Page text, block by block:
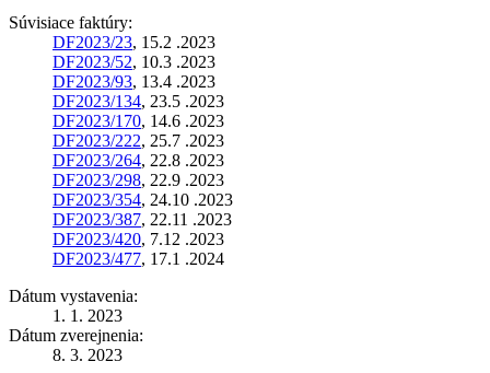
Súvisiace faktúry:
DF2023/23, 15.2 .2023
DF2023/52, 10.3 .2023
DF2023/93, 13.4 .2023
DF2023/134, 23.5 .2023
DF2023/170, 14.6 .2023
DF2023/222, 25.7 .2023
DF2023/264, 22.8 .2023
DF2023/298, 22.9 .2023
DF2023/354, 24.10 .2023
DF2023/387, 22.11 .2023
DF2023/420, 7.12 .2023
DF2023/477, 17.1 .2024
Dátum vystavenia:
1. 1. 2023
Dátum zverejnenia:
8. 3. 2023